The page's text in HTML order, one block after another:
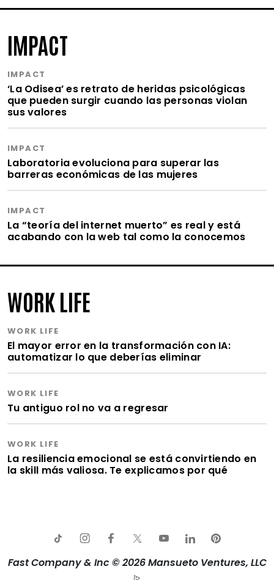
IMPACT
IMPACT
‘La Odisea’ es retrato de heridas psicológicas
que pueden surgir cuando las personas violan
sus valores
IMPACT
Laboratoria evoluciona para superar las
barreras económicas de las mujeres
IMPACT
La “teoría del internet muerto” es real y está
acabando con la web tal como la conocemos
WORK LIFE
WORK LIFE
El mayor error en la transformación con IA:
automatizar lo que deberías eliminar
WORK LIFE
Tu antiguo rol no va a regresar
WORK LIFE
La resiliencia emocional se está convirtiendo en
la skill más valiosa. Te explicamos por qué
Fast Company & Inc © 2026 Mansueto Ventures, LLC